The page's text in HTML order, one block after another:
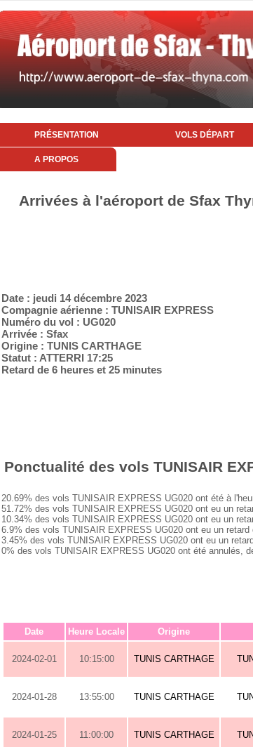
PRÉSENTATION VOLS DÉPART
A PROPOS
Arrivées à l'aéroport de Sfax
Date : jeudi 14 décembre 2023
Compagnie aérienne : TUNISAIR EXPRESS
Numéro du vol : UG020
Arrivée : Sfax
Origine : TUNIS CARTHAGE
Statut : ATTERRI 17:25
Retard de 6 heures et 25 minutes
Ponctualité des vols TUNISAIR
20.69% des vols TUNISAIR EXPRESS UG020 ont été à
51.72% des vols TUNISAIR EXPRESS UG020 ont eu un
10.34% des vols TUNISAIR EXPRESS UG020 ont eu un
6.9% des vols TUNISAIR EXPRESS UG020 ont eu un
3.45% des vols TUNISAIR EXPRESS UG020 ont eu un
0% des vols TUNISAIR EXPRESS UG020 ont été annulés,
Date Heure Locale Origine
2024-02-01 10:15:00 TUNIS CARTHAGE
2024-01-28 13:55:00 TUNIS CARTHAGE
2024-01-25 11:00:00 TUNIS CARTHAGE